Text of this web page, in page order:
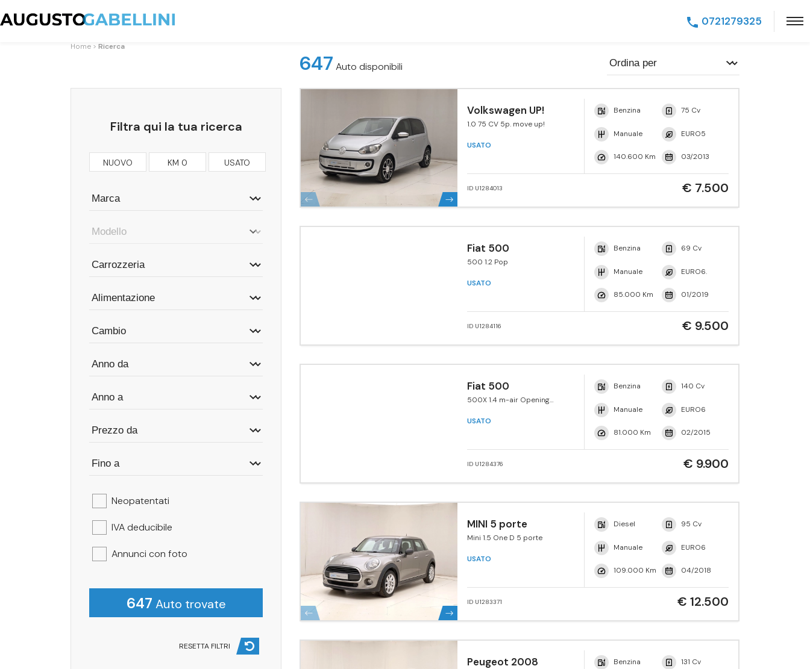
0721279325
Home Ricerca
647 Auto disponibili
Filtra qui la tua ricerca
NUOVO KM 0 USATO
Neopatentati
IVA deducibile
Annunci con foto
647 Auto trovate
RESETTA FILTRI
Volkswagen UP!
1.0 75 CV 5p. move up!
USATO
Benzina 75 Cv
Manuale EURO5
140.600 Km 03/2013
ID U1284013 € 7.500
Fiat 500
500 1.2 Pop
USATO
Benzina 69 Cv
Manuale EURO6.
85.000 Km 01/2019
ID U1284116 € 9.500
Fiat 500
500X 1.4 m-air Opening
USATO
Benzina 140 Cv
Manuale EURO6
81.000 Km 02/2015
ID U1284376 € 9.900
MINI 5 porte
Mini 1.5 One D 5 porte
USATO
Diesel 95 Cv
Manuale EURO6
109.000 Km 04/2018
ID U1283371 € 12.500
Peugeot 2008 Benzina 131 Cv